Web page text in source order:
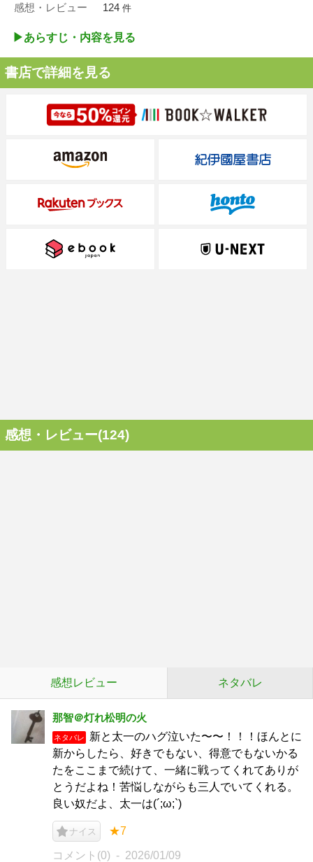
感想・レビュー 124 件
▶︎あらすじ・内容を見る
書店で詳細を見る
感想・レビュー(124)
感想レビュー ネタバレ
那智＠灯れ松明の火
ネタバレ
新と太一のハグ泣いた〜〜！！！ほんとに
新からしたら、好きでもない、得意でもないかる
たをここまで続けて、一緒に戦ってくれてありが
とうだよね！苦悩しながらも三人でいてくれる。
良い奴だよ、太一は(´;ω;`)
ナイス ★7
コメント(0) 2026/01/09